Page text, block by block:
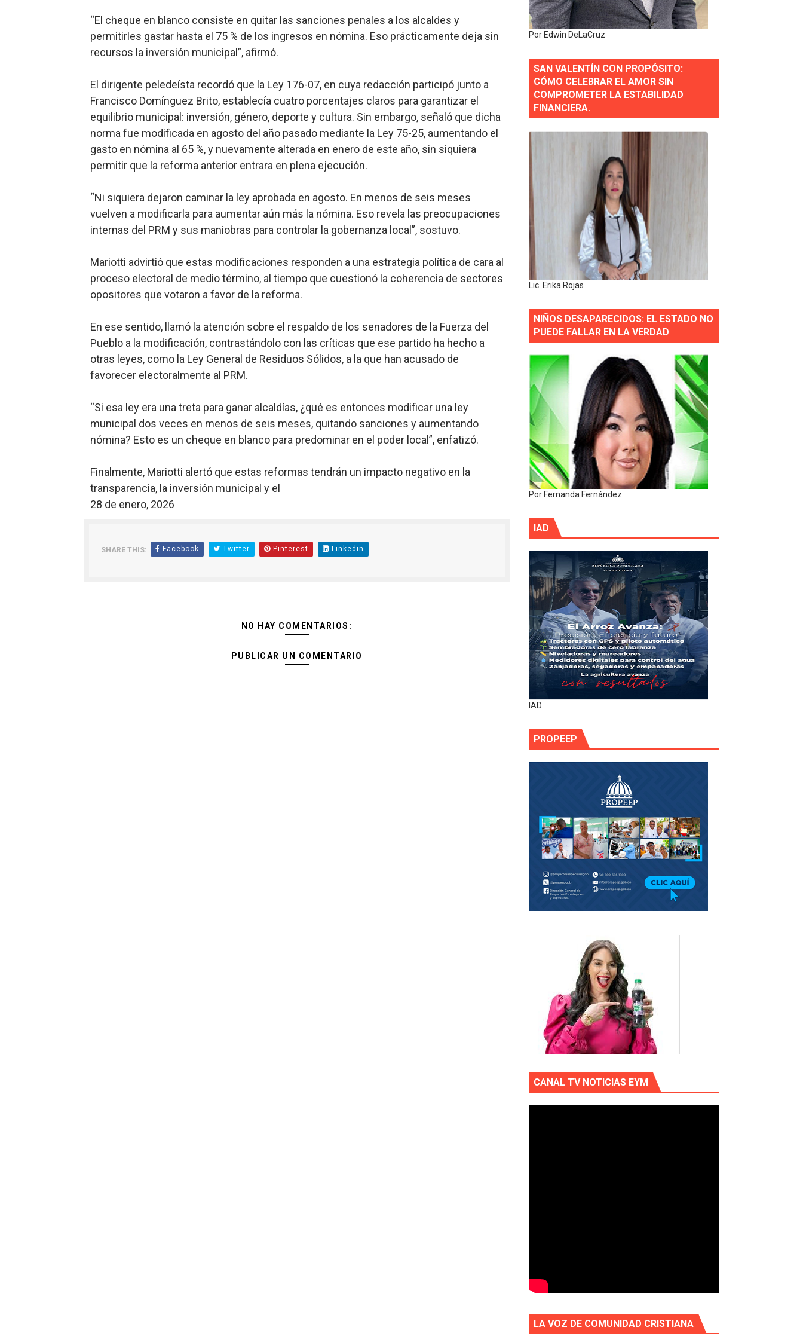
Restaurante Amigos es reconocido por sus cuatro décadas de excelencia en el sector gastronómico
Banco Popular escala 17 posiciones en los mil mejores bancos del mundo
SNS y el SRSO actualizan Manual de Comunicación Interna y Externa para fortalecer gestión comunicacional en salud
Osiris de León responde a Roberto Tineo y a Yeisy por sus críticas destempladas sobre Presa de Guaiguí: "Es ignorancia supina"
DGPCF: 55 años sembrando desarrollo y fortaleciendo la frontera dominicana
“El cheque en blanco consiste en quitar las sanciones penales a los alcaldes y
permitirles gastar hasta el 75 % de los ingresos en nómina. Eso prácticamente deja sin
recursos la inversión municipal”, afirmó.
El dirigente peledeísta recordó que la Ley 176-07, en cuya redacción participó junto a
Francisco Domínguez Brito, establecía cuatro porcentajes claros para garantizar el
equilibrio municipal: inversión, género, deporte y cultura. Sin embargo, señaló que dicha
norma fue modificada en agosto del año pasado mediante la Ley 75-25, aumentando el
gasto en nómina al 65 %, y nuevamente alterada en enero de este año, sin siquiera
permitir que la reforma anterior entrara en plena ejecución.
“Ni siquiera dejaron caminar la ley aprobada en agosto. En menos de seis meses
vuelven a modificarla para aumentar aún más la nómina. Eso revela las preocupaciones
internas del PRM y sus maniobras para controlar la gobernanza local”, sostuvo.
Mariotti advirtió que estas modificaciones responden a una estrategia política de cara al
proceso electoral de medio término, al tiempo que cuestionó la coherencia de sectores
opositores que votaron a favor de la reforma.
En ese sentido, llamó la atención sobre el respaldo de los senadores de la Fuerza del
Pueblo a la modificación, contrastándolo con las críticas que ese partido ha hecho a
otras leyes, como la Ley General de Residuos Sólidos, a la que han acusado de
favorecer electoralmente al PRM.
“Si esa ley era una treta para ganar alcaldías, ¿qué es entonces modificar una ley
municipal dos veces en menos de seis meses, quitando sanciones y aumentando
nómina? Esto es un cheque en blanco para predominar en el poder local”, enfatizó.
Finalmente, Mariotti alertó que estas reformas tendrán un impacto negativo en la
transparencia, la inversión municipal y el
28 de enero, 2026
SHARE THIS: Facebook Twitter Pinterest Linkedin
NO HAY COMENTARIOS:
PUBLICAR UN COMENTARIO
Por Edwin DeLaCruz
SAN VALENTÍN CON PROPÓSITO:
CÓMO CELEBRAR EL AMOR SIN
COMPROMETER LA ESTABILIDAD
FINANCIERA.
Lic. Erika Rojas
NIÑOS DESAPARECIDOS: EL ESTADO NO
PUEDE FALLAR EN LA VERDAD
Por Fernanda Fernández
IAD
IAD
PROPEEP
CANAL TV NOTICIAS EYM
LA VOZ DE COMUNIDAD CRISTIANA